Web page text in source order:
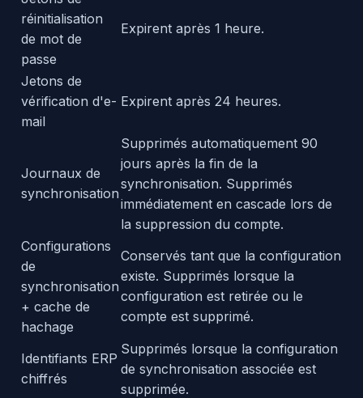
réinitialisation
de mot de
passe
Expirent après 1 heure.
Jetons de
vérification d'e-
mail
Expirent après 24 heures.
Journaux de
synchronisation
Supprimés automatiquement 90
jours après la fin de la
synchronisation. Supprimés
immédiatement en cascade lors de
la suppression du compte.
Configurations
de
synchronisation
+ cache de
hachage
Conservés tant que la configuration
existe. Supprimés lorsque la
configuration est retirée ou le
compte est supprimé.
Identifiants ERP
chiffrés
Supprimés lorsque la configuration
de synchronisation associée est
supprimée.